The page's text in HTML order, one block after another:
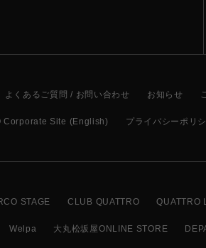
よくあるご質問 / お問い合わせ お知らせ
Corporate Site (English) プライバシーポリ
STAGE CLUB QUATTRO QUATTRO
Welpa 大丸松坂屋ONLINE STORE